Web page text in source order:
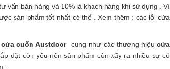
vấn bán hàng và 10% là khách hàng khi sử dụng . Vì
sản phẩm tốt nhất có thể . Xem thêm : các lỗi cửa
cửa cuốn Austdoor cùng như các thương hiệu cửa
đặt còn yếu nên sản phẩm còn xẩy ra nhiều sự có
.